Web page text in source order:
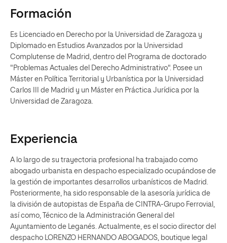
Formación
Es Licenciado en Derecho por la Universidad de Zaragoza y
Diplomado en Estudios Avanzados por la Universidad
Complutense de Madrid, dentro del Programa de doctorado
"Problemas Actuales del Derecho Administrativo". Posee un
Máster en Política Territorial y Urbanística por la Universidad
Carlos III de Madrid y un Máster en Práctica Jurídica por la
Universidad de Zaragoza.
Experiencia
A lo largo de su trayectoria profesional ha trabajado como
abogado urbanista en despacho especializado ocupándose de
la gestión de importantes desarrollos urbanísticos de Madrid.
Posteriormente, ha sido responsable de la asesoría jurídica de
la división de autopistas de España de CINTRA-Grupo Ferrovial,
así como, Técnico de la Administración General del
Ayuntamiento de Leganés. Actualmente, es el socio director del
despacho LORENZO HERNANDO ABOGADOS, boutique legal